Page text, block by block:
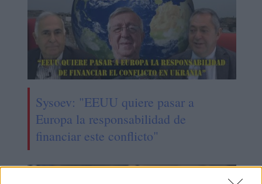
Sysoev: "EEUU quiere pasar a
Europa la responsabilidad de
financiar este conflicto"